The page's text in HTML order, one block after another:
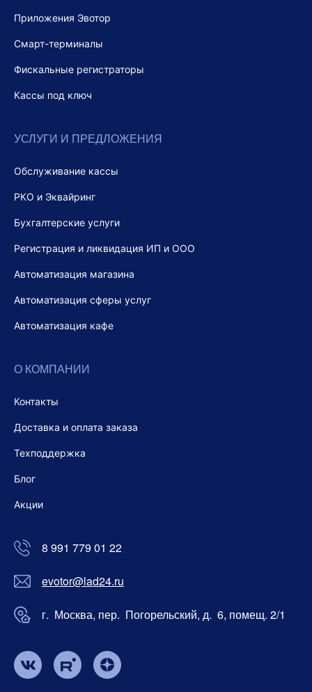
Приложения Эвотор
Смарт-терминалы
Фискальные регистраторы
Кассы под ключ
УСЛУГИ И ПРЕДЛОЖЕНИЯ
Обслуживание кассы
РКО и Эквайринг
Бухгалтерские услуги
Регистрация и ликвидация ИП и ООО
Автоматизация магазина
Автоматизация сферы услуг
Автоматизация кафе
О КОМПАНИИ
Контакты
Доставка и оплата заказа
Техподдержка
Блог
Акции
8 991 779 01 22
evotor@lad24.ru
г. Москва, пер. Погорельский, д. 6, помещ. 2/1